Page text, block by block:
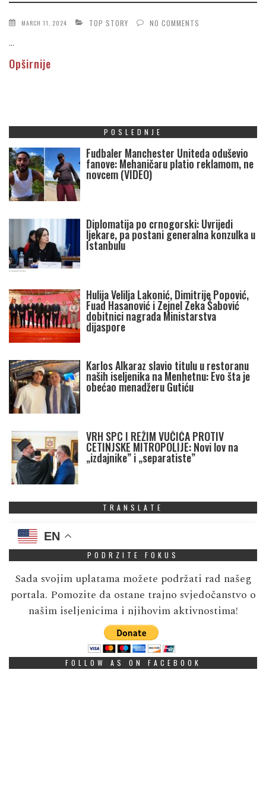
MARCH 11, 2024 TOP STORY NO COMMENTS
...
Opširnije
POSLEDNJE
Fudbaler Manchester Uniteda oduševio
fanove: Mehaničaru platio reklamom, ne
novcem (VIDEO)
Diplomatija po crnogorski: Uvrijedi
ljekare, pa postani generalna konzulka u
Istanbulu
Hulija Velilja Lakonić, Dimitrije Popović,
Fuad Hasanović i Zejnel Zeka Šabović
dobitnici nagrada Ministarstva
dijaspore
Karlos Alkaraz slavio titulu u restoranu
naših iseljenika na Menhetnu: Evo šta je
obećao menadžeru Gutiću
VRH SPC I REŽIM VUČIĆA PROTIV
CETINJSKE MITROPOLIJE: Novi lov na
„izdajnike” i „separatiste”
TRANSLATE
EN
PODRZITE FOKUS
Sada svojim uplatama možete podržati rad našeg
portala. Pomozite da ostane trajno svjedočanstvo o
našim iseljenicima i njihovim aktivnostima!
FOLLOW AS ON FACEBOOK